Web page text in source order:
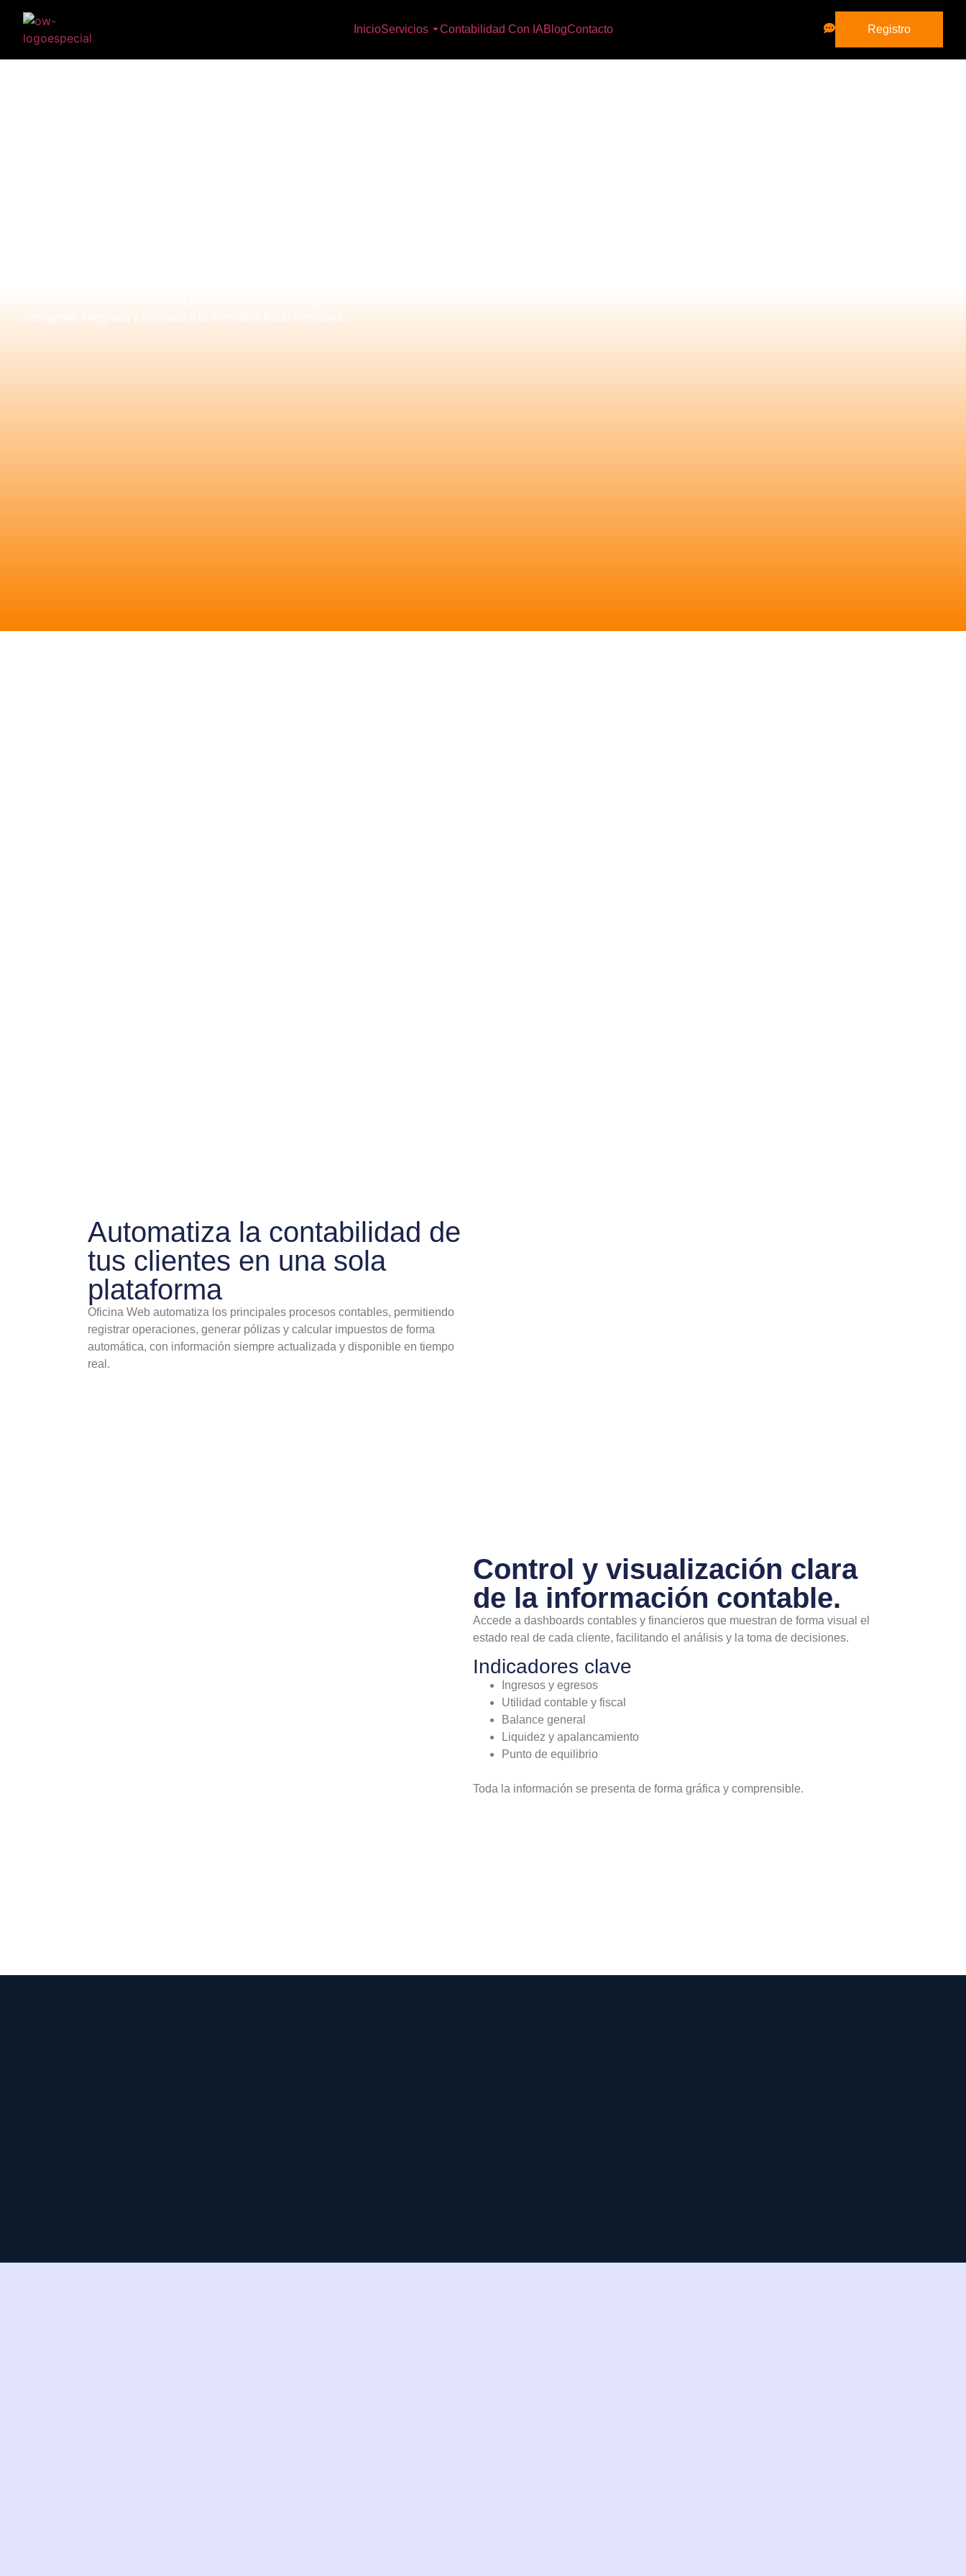
InicioServicios Contabilidad Con IABlogContacto Registro
inteligente, integrada y alineada a la normativa fiscal mexicana.
Automatiza la contabilidad de
tus clientes en una sola
plataforma
Oficina Web automatiza los principales procesos contables, permitiendo
registrar operaciones, generar pólizas y calcular impuestos de forma
automática, con información siempre actualizada y disponible en tiempo
real.
Control y visualización clara
de la información contable.
Accede a dashboards contables y financieros que muestran de forma visual el
estado real de cada cliente, facilitando el análisis y la toma de decisiones.
Indicadores clave
Ingresos y egresos
Utilidad contable y fiscal
Balance general
Liquidez y apalancamiento
Punto de equilibrio
Toda la información se presenta de forma gráfica y comprensible.